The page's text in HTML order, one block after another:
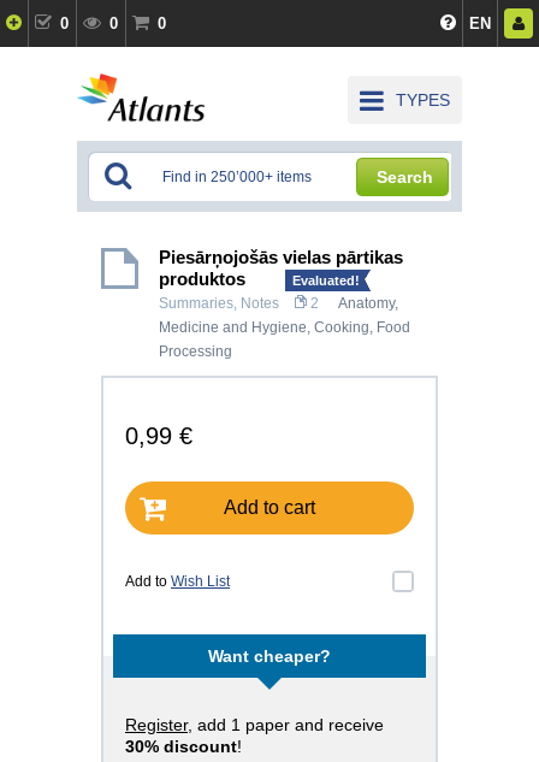
0 0 0 EN
TYPES
Search
Piesārņojošās vielas pārtikas
produktos
Evaluated!
Summaries, Notes 2
Anatomy,
Medicine and Hygiene, Cooking, Food
Processing
0,99 €
Add to cart
Add to Wish List
Want cheaper?
Register, add 1 paper and receive
30% discount!